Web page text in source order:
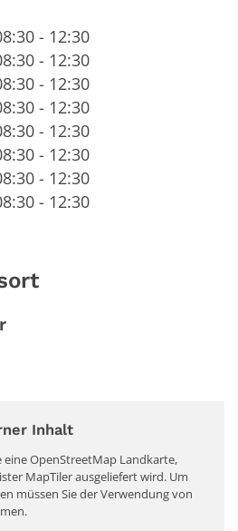
- 12:30
- 12:30
- 12:30
- 12:30
- 12:30
- 12:30
- 12:30
- 12:30
Inhalt
eine OpenStreetMap Landkarte,
MapTiler ausgeliefert wird. Um
müssen Sie der Verwendung von